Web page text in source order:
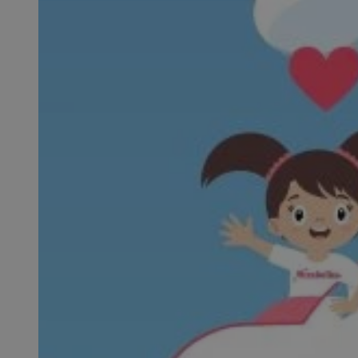
MvSessID
suid
INGRESSCOOKIE
euds